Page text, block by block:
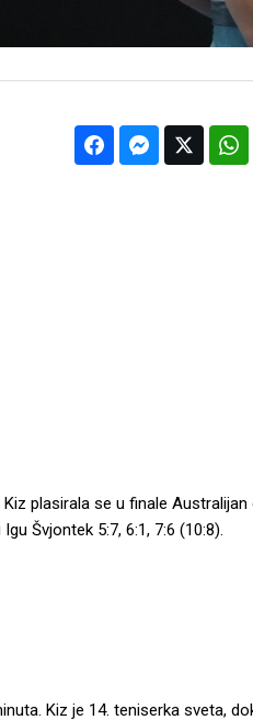
plasirala se u finale
Švjontek 5:7, 6:1, 7:6 (10:8).
Kiz je 14. teniserka sveta,